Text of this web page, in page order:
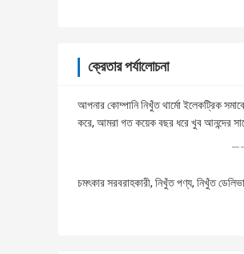
ক্রেতার পর্যালোচনা
আপনার কোম্পানি নিখুঁত থার্মো ইলেকট্রিক
করে, আমরা গত কয়েক বছর ধরে খুব আনন্দের
——
চমৎকার সরবরাহকারী, নিখুঁত পণ্য, নিখুঁত